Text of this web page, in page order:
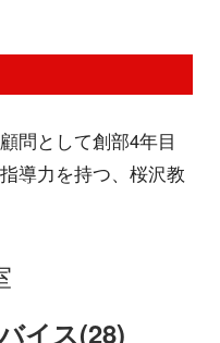
問として創部4年目
導力を持つ、桜沢教
イス(28)